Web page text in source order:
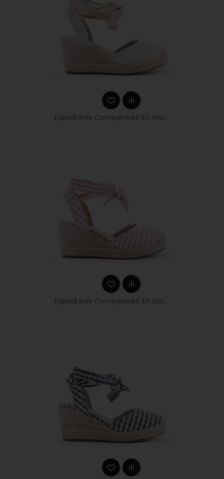
Espadrilles Compensée En Mix...
Espadrilles Compensée En Mix...